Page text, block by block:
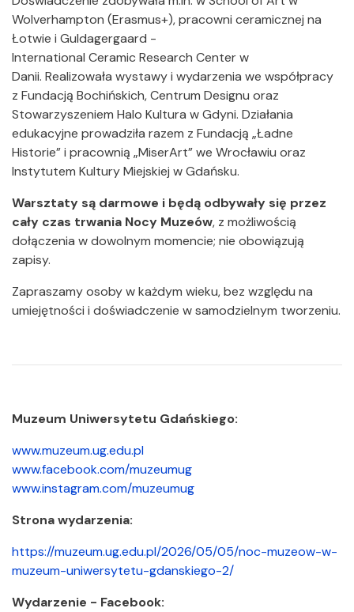
Wolverhampton (Erasmus+), pracowni ceramicznej na
Łotwie i Guldagergaard -
International Ceramic Research Center w
Danii. Realizowała wystawy i wydarzenia we współpracy
z Fundacją Bochińskich, Centrum Designu oraz
Stowarzyszeniem Halo Kultura w Gdyni. Działania
edukacyjne prowadziła razem z Fundacją „Ładne
Historie” i pracownią „MiserArt” we Wrocławiu oraz
Instytutem Kultury Miejskiej w Gdańsku.
Warsztaty są darmowe i będą odbywały się przez
cały czas trwania Nocy Muzeów, z możliwością
dołączenia w dowolnym momencie; nie obowiązują
zapisy.
Zapraszamy osoby w każdym wieku, bez względu na
umiejętności i doświadczenie w samodzielnym tworzeniu.
Muzeum Uniwersytetu Gdańskiego:
www.muzeum.ug.edu.pl
www.facebook.com/muzeumug
www.instagram.com/muzeumug
Strona wydarzenia:
https://muzeum.ug.edu.pl/2026/05/05/noc-muzeow-w-
muzeum-uniwersytetu-gdanskiego-2/
Wydarzenie - Facebook: